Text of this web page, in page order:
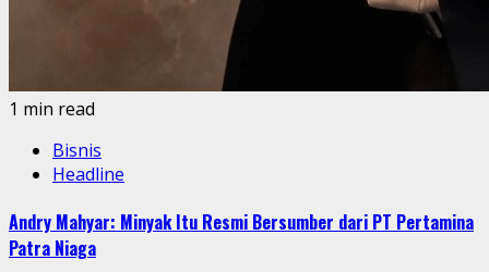
1 min read
Bisnis
Headline
Andry Mahyar: Minyak Itu Resmi Bersumber dari PT Pertamina
Patra Niaga